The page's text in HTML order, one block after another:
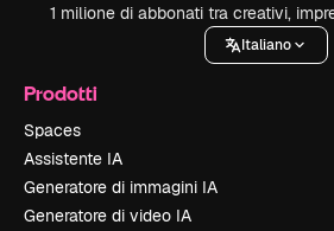
1 milione di abbonati tra creativi,
Italiano
Prodotti
Spaces
Assistente IA
Generatore di immagini IA
Generatore di video IA